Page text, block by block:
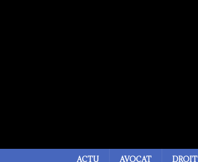
ACTU AVOCAT DROIT